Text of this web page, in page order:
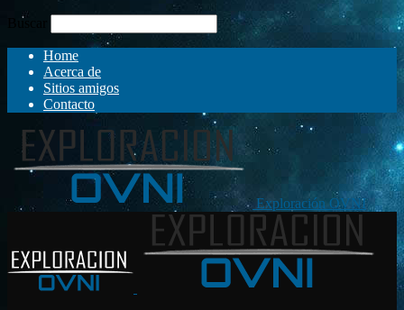
Buscar
Home
Acerca de
Sitios amigos
Contacto
Exploración OVNI